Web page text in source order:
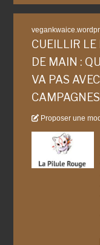
CUEILLIR
DE MAIN :
VA PAS
Proposer une